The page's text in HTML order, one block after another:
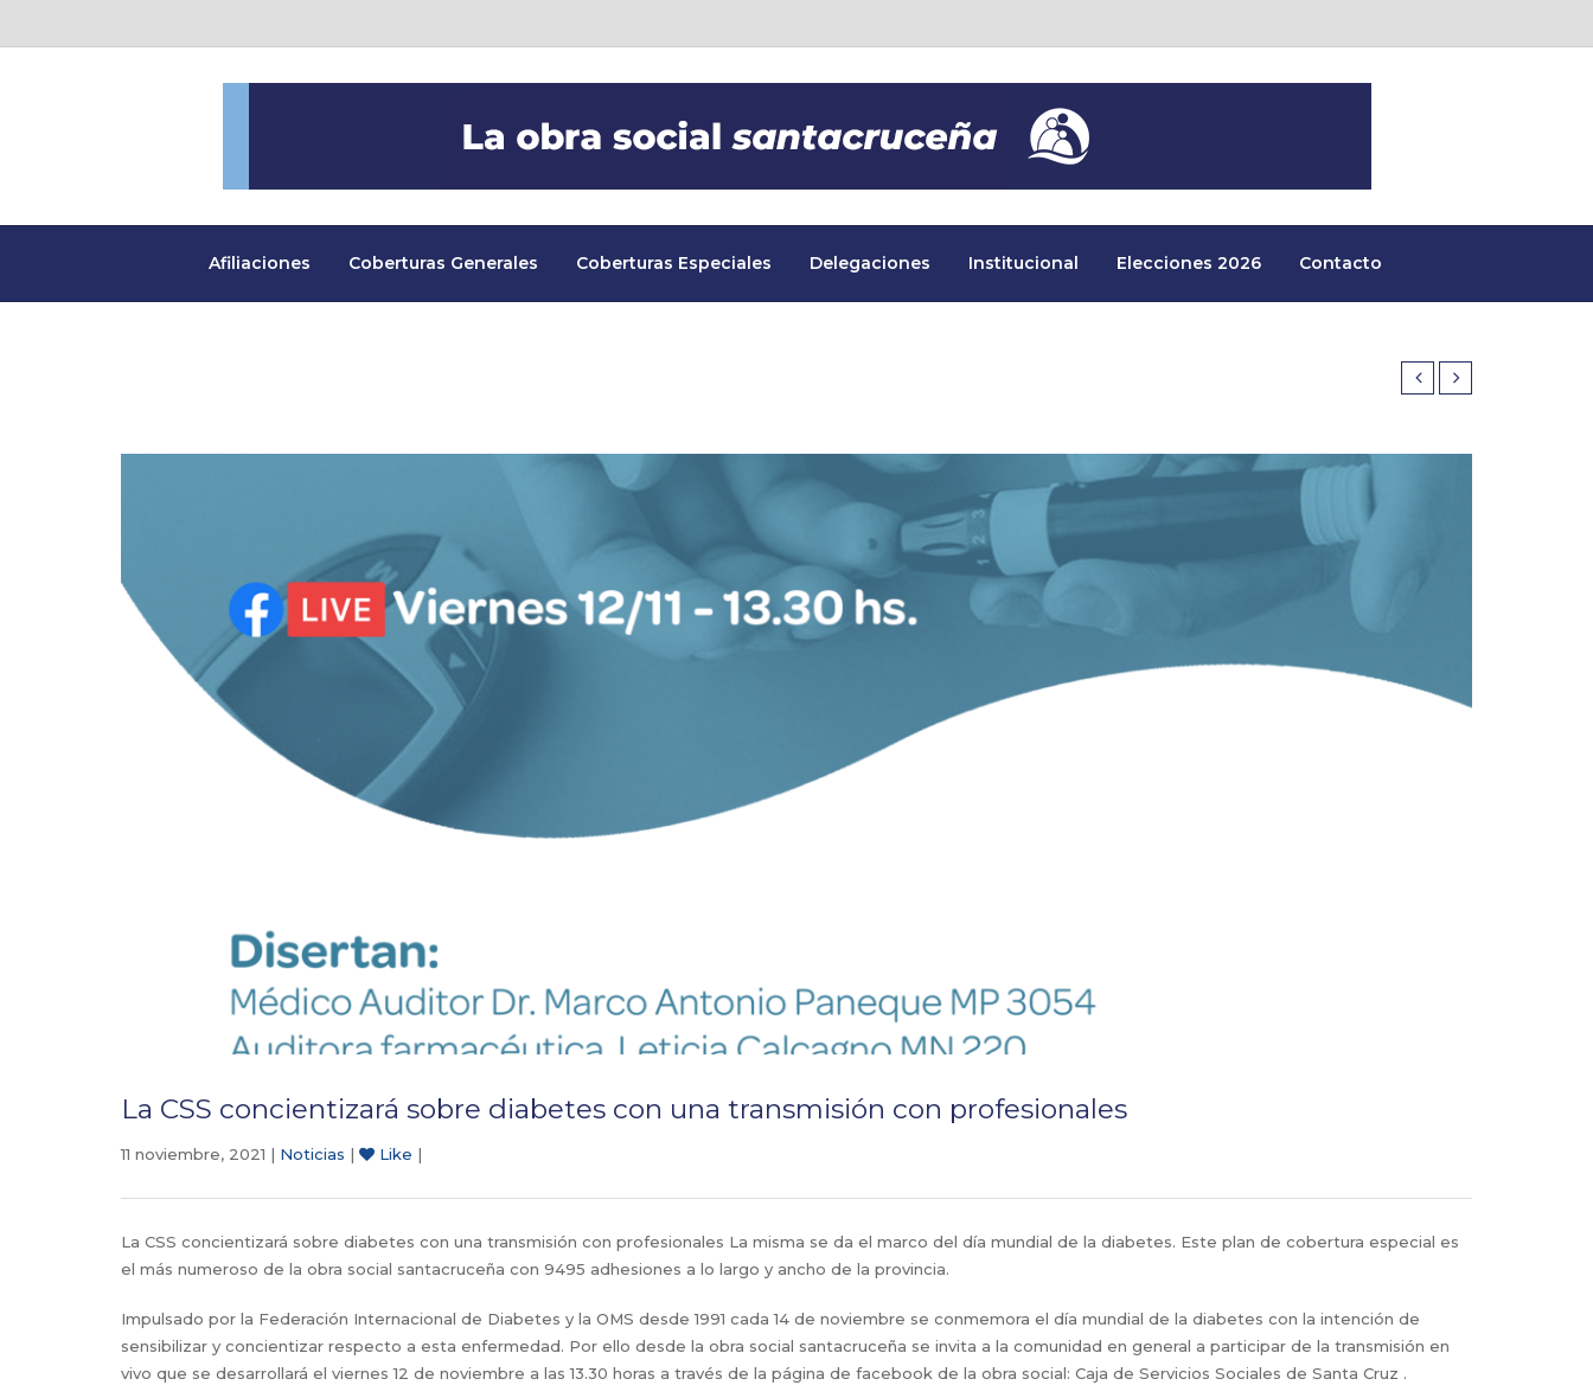
Afiliaciones Coberturas Generales Coberturas Especiales Delegaciones Institucional Elecciones 2026 Contacto
La CSS concientizará sobre diabetes con una transmisión con profesionales
11 noviembre, 2021 | Noticias | Like |
La CSS concientizará sobre diabetes con una transmisión con profesionales La misma se da el marco del día mundial de la diabetes. Este plan de cobertura especial es
el más numeroso de la obra social santacruceña con 9495 adhesiones a lo largo y ancho de la provincia.
Impulsado por la Federación Internacional de Diabetes y la OMS desde 1991 cada 14 de noviembre se conmemora el día mundial de la diabetes con la intención de
sensibilizar y concientizar respecto a esta enfermedad. Por ello desde la obra social santacruceña se invita a la comunidad en general a participar de la transmisión en
vivo que se desarrollará el viernes 12 de noviembre a las 13.30 horas a través de la página de facebook de la obra social: Caja de Servicios Sociales de Santa Cruz .